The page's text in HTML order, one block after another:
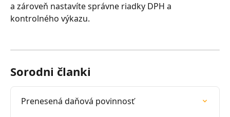
a zároveň nastavíte správne riadky DPH a
kontrolného výkazu.
Sorodni članki
Prenesená daňová povinnosť